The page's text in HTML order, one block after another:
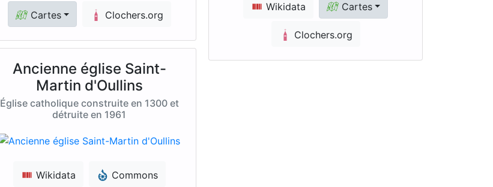
Cartes Clochers.org
Ancienne église Saint-
Martin d'Oullins
Église catholique construite en 1300 et
détruite en 1961
Wikidata Commons
Wikidata Cartes
Clochers.org